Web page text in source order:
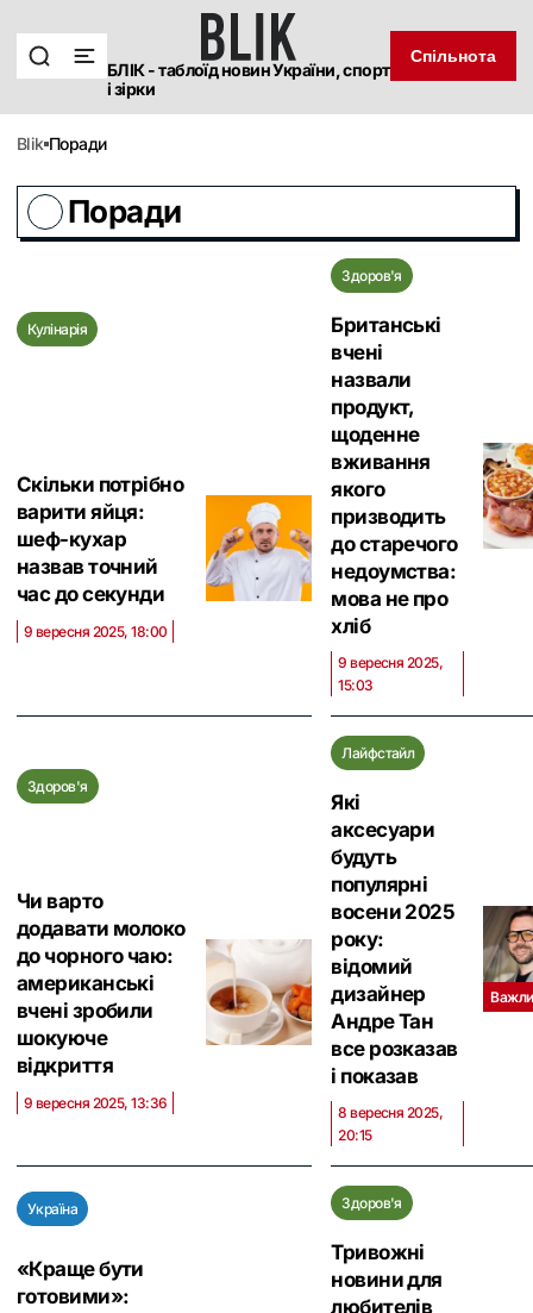
БЛІК - таблоїд новин України, спорт
і зірки
Спільнота
blik Поради
Поради
Кулінарія
Скільки потрібно
варити яйця:
шеф-кухар
назвав точний
час до секунди
9 вересня 2025, 18:00
Здоров'я
Британські
вчені
назвали
продукт,
щоденне
вживання
якого
призводить
до старечого
недоумства:
мова не про
хліб
9 вересня 2025,
15:03
Здоров'я
Чи варто
додавати молоко
до чорного чаю:
американські
вчені зробили
шокуюче
відкриття
9 вересня 2025, 13:36
Лайфстайл
Які
аксесуари
будуть
популярні
восени 2025
року:
відомий
дизайнер
Андре Тан
все розказав
і показав
8 вересня 2025,
20:15
Україна
«Краще бути
готовими»:
Здоров'я
Тривожні
новини для
любителів